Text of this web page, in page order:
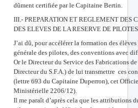
dûment certifiée par le Capitaine Bertin.
III.- PREPARATION ET REGLEMENT DES
DES ELEVES DE LA RESERVE DE
J’ai dû, pour accélérer la formation des
générale des pilotes, des conventions avec
Or le Directeur du Service des Fabrications
Directeur du S.F.A.) de lui transmettre ces
(lettre 693 du Capitaine Duperron), cet
Ministérielle 2206/12).
Il me paraît d’après cela que les attributions